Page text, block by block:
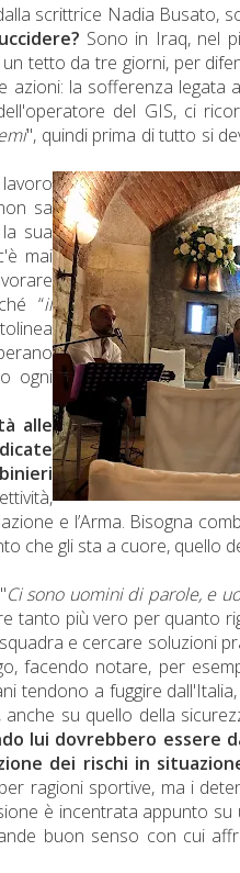
scrittrice Nadia Busato,
Sono in Iraq, nel
tetto da tre giorni, per
la sofferenza legata
del GIS, ci
", quindi prima di tutto si
sa
sua
mai
“il
ogni
alle
e l’Arma. Bisogna
che gli sta a cuore, quello
Ci sono uomini di parole, e
tanto più vero per quanto
e cercare soluzioni
facendo notare, per
tendono a fuggire
su quello della
lui dovrebbero
dei rischi in
ragioni sportive, ma i
è incentrata appunto
buon senso con cui